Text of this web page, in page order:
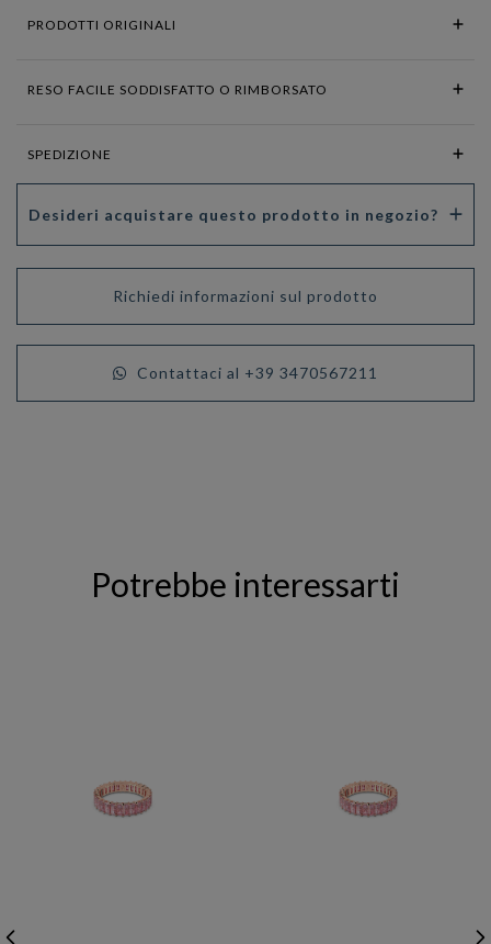
PRODOTTI ORIGINALI
RESO FACILE SODDISFATTO O RIMBORSATO
SPEDIZIONE
Desideri acquistare questo prodotto in negozio?
Richiedi informazioni sul prodotto
Contattaci al +39 3470567211
Potrebbe interessarti